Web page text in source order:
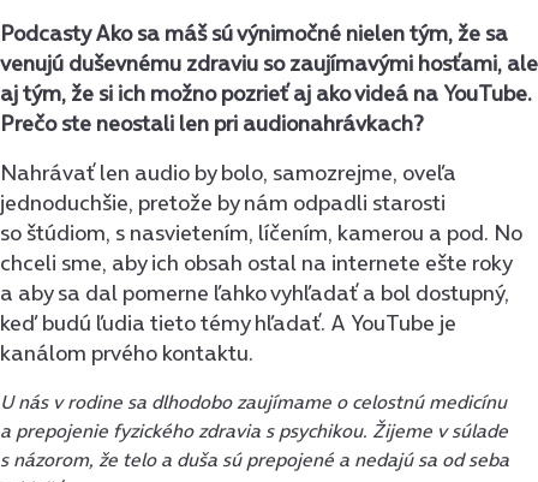
Podcasty Ako sa máš sú výnimočné nielen tým, že sa
venujú duševnému zdraviu so zaujímavými hosťami, ale
aj tým, že si ich možno pozrieť aj ako videá na YouTube.
Prečo ste neostali len pri audionahrávkach?
Nahrávať len audio by bolo, samozrejme, oveľa
jednoduchšie, pretože by nám odpadli starosti
so štúdiom, s nasvietením, líčením, kamerou a pod. No
chceli sme, aby ich obsah ostal na internete ešte roky
a aby sa dal pomerne ľahko vyhľadať a bol dostupný,
keď budú ľudia tieto témy hľadať. A YouTube je
kanálom prvého kontaktu.
U nás v rodine sa dlhodobo zaujímame o celostnú medicínu
a prepojenie fyzického zdravia s psychikou. Žijeme v súlade
s názorom, že telo a duša sú prepojené a nedajú sa od seba